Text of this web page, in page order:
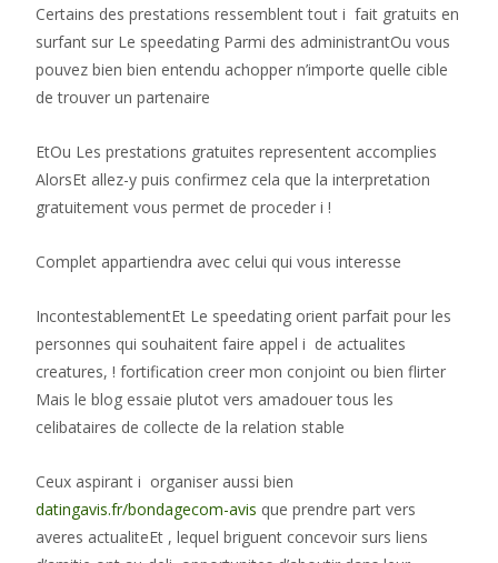
Certains des prestations ressemblent tout i fait gratuits en
surfant sur Le speedating Parmi des administrantOu vous
pouvez bien bien entendu achopper n’importe quelle cible
de trouver un partenaire
EtOu Les prestations gratuites representent accomplies
AlorsEt allez-y puis confirmez cela que la interpretation
gratuitement vous permet de proceder i !
Complet appartiendra avec celui qui vous interesse
IncontestablementEt Le speedating orient parfait pour les
personnes qui souhaitent faire appel i de actualites
creatures, ! fortification creer mon conjoint ou bien flirter
Mais le blog essaie plutot vers amadouer tous les
celibataires de collecte de la relation stable
Ceux aspirant i organiser aussi bien
datingavis.fr/bondagecom-avis que prendre part vers
averes actualiteEt , lequel briguent concevoir surs liens